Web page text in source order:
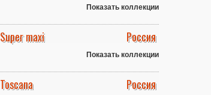
Показать коллекции
Super maxi Россия
Показать коллекции
Toscana Россия